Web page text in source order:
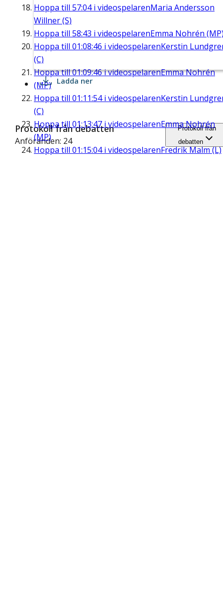
Hoppa till 57:04i videospelarenMaria Andersson
Willner (S)
Hoppa till 58:43 i videospelarenEmma Nohrén
Hoppa till 01:08:46 i videospelarenKerstin
(C)
Hoppa till01:09:46i videospelarenEmma Nohrén
(MP)
Hoppa till 01:11:54i videospelarenKerstin
(C)
Hoppa till 01:13:47 i videospelarenEmma Nohrén
(MP)
Hoppa till 01:15:04i videospelarenFredrik Malm (L)
Ladda ner
Protokoll från debatten
Anföranden: 24
Protokoll från
debatten